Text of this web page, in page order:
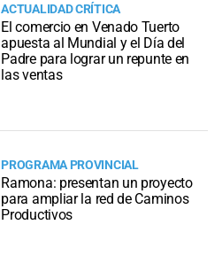
ACTUALIDAD CRÍTICA
El comercio en Venado Tuerto
apuesta al Mundial y el Día del
Padre para lograr un repunte en
las ventas
PROGRAMA PROVINCIAL
Ramona: presentan un proyecto
para ampliar la red de Caminos
Productivos